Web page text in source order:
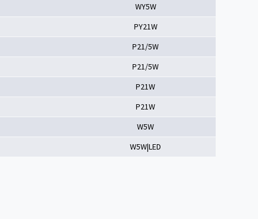
WY5W
PY21W
P21/5W
P21/5W
P21W
P21W
W5W
W5W|LED